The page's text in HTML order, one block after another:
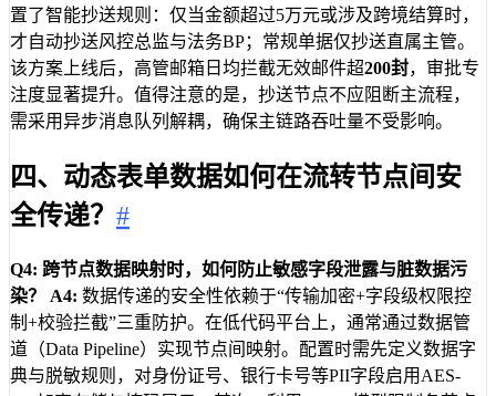
置了智能抄送规则：仅当金额超过5万元或涉及跨境结算时，
才自动抄送风控总监与法务BP；常规单据仅抄送直属主管。
该方案上线后，高管邮箱日均拦截无效邮件超200封，审批专
注度显著提升。值得注意的是，抄送节点不应阻断主流程，
需采用异步消息队列解耦，确保主链路吞吐量不受影响。
四、动态表单数据如何在流转节点间安
全传递？ #
Q4: 跨节点数据映射时，如何防止敏感字段泄露与脏数据污
染？
A4: 数据传递的安全性依赖于“传输加密+字段级权限控
制+校验拦截”三重防护。在低代码平台上，通常通过数据管
道（Data Pipeline）实现节点间映射。配置时需先定义数据字
典与脱敏规则，对身份证号、银行卡号等PII字段启用AES-